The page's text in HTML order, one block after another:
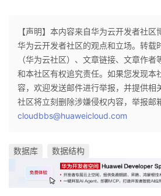
【声明】本内容来自华为云开发者社
华为云开发者社区的观点和立场。转载
（华为云社区）、文章链接、文章作
和本社区有权追究责任。如果您发现本
容，欢迎发送邮件进行举报，并提供相
社区将立刻删除涉嫌侵权内容，举报邮
cloudbbs@huaweicloud.com
数据库 数据结构